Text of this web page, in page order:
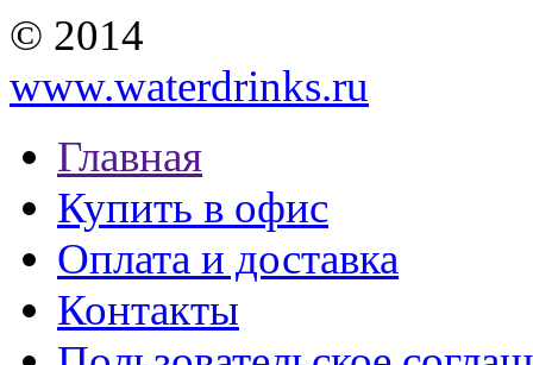
© 2014
www.waterdrinks.ru
Главная
Купить в офис
Оплата и доставка
Контакты